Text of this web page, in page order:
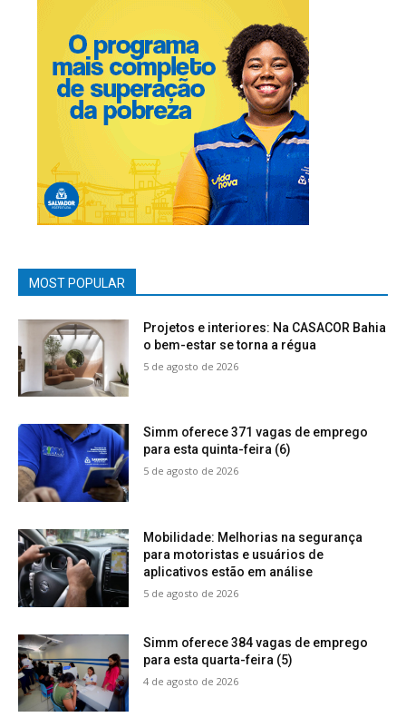
MOST POPULAR
Projetos e interiores: Na CASACOR Bahia
o bem-estar se torna a régua
5 de agosto de 2026
Simm oferece 371 vagas de emprego
para esta quinta-feira (6)
5 de agosto de 2026
Mobilidade: Melhorias na segurança
para motoristas e usuários de
aplicativos estão em análise
5 de agosto de 2026
Simm oferece 384 vagas de emprego
para esta quarta-feira (5)
4 de agosto de 2026